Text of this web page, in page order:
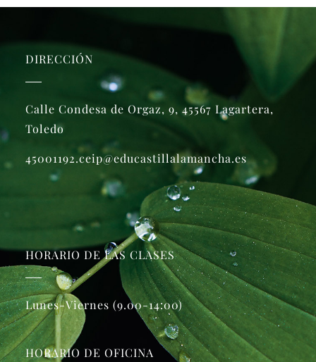
DIRECCIÓN
Calle Condesa de Orgaz, 9, 45567 Lagartera,
Toledo
45001192.ceip@educastillalamancha.es
HORARIO DE LAS CLASES
Lunes-Viernes (9.00-14:00)
HORARIO DE OFICINA